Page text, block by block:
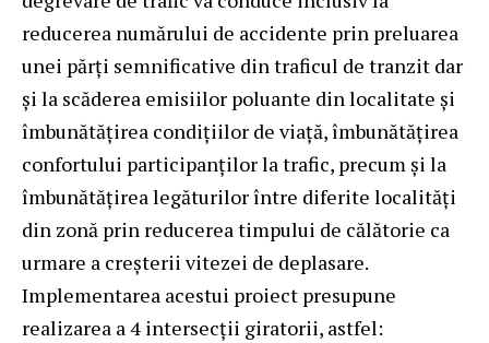
reducerea numărului de accidente prin preluarea
unei părți semnificative din traficul de tranzit dar
și la scăderea emisiilor poluante din localitate și
îmbunătățirea condițiilor de viață, îmbunătățirea
confortului participanților la trafic, precum și la
îmbunătățirea legăturilor între diferite localități
din zonă prin reducerea timpului de călătorie ca
urmare a creșterii vitezei de deplasare.
Implementarea acestui proiect presupune
realizarea a 4 intersecții giratorii, astfel: